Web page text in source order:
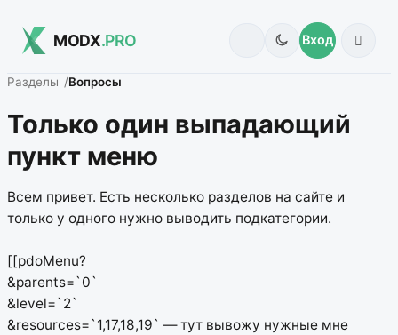
MODX.PRO Вход
Разделы Вопросы
Только один выпадающий
пункт меню
Всем привет. Есть несколько разделов на сайте и
только у одного нужно выводить подкатегории.
[[pdoMenu?
&parents=`0`
&level=`2`
&resources=`1,17,18,19` — тут вывожу нужные мне